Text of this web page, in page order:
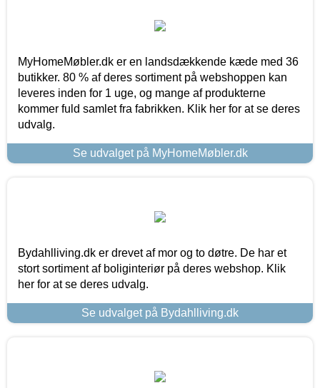
MyHomeMøbler.dk er en landsdækkende kæde med 36
butikker. 80 % af deres sortiment på webshoppen kan
leveres inden for 1 uge, og mange af produkterne
kommer fuld samlet fra fabrikken. Klik her for at se deres
udvalg.
Se udvalget på MyHomeMøbler.dk
Bydahlliving.dk er drevet af mor og to døtre. De har et
stort sortiment af boliginteriør på deres webshop. Klik
her for at se deres udvalg.
Se udvalget på Bydahlliving.dk